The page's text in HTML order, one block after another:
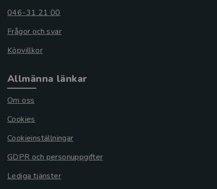
046-31 21 00
Frågor och svar
Köpvillkor
Allmänna länkar
Om oss
Cookies
Cookieinställningar
GDPR och personuppgifter
Lediga tjänster